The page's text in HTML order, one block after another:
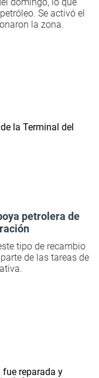
domingo, lo que
Se activó el
la zona.
petrolera de
tipo de recambio
de las tareas de